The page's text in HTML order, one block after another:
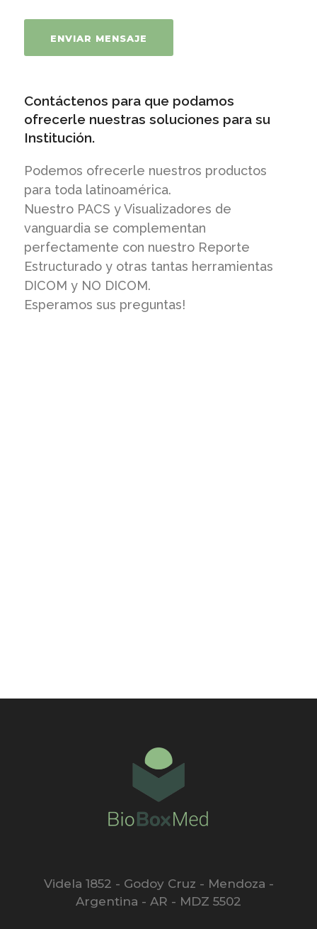
Contáctenos para que podamos
ofrecerle nuestras soluciones para su
Institución.
Podemos ofrecerle nuestros productos
para toda latinoamérica.
Nuestro PACS y Visualizadores de
vanguardia se complementan
perfectamente con nuestro Reporte
Estructurado y otras tantas herramientas
DICOM y NO DICOM.
Esperamos sus preguntas!
Videla 1852 - Godoy Cruz - Mendoza -
Argentina - AR - MDZ 5502